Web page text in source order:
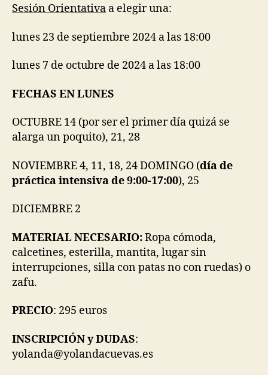
Sesión Orientativa a elegir una:
lunes 23 de septiembre 2024 a las 18:00
lunes 7 de octubre de 2024 a las 18:00
FECHAS EN LUNES
OCTUBRE 14 (por ser el primer día quizá se
alarga un poquito), 21, 28
NOVIEMBRE 4, 11, 18, 24 DOMINGO (día de
práctica intensiva de 9:00-17:00), 25
DICIEMBRE 2
MATERIAL NECESARIO:Ropa cómoda,
calcetines, esterilla, mantita, lugar sin
interrupciones, silla con patas no con ruedas) o
zafu.
PRECIO: 295 euros
INSCRIPCIÓN y DUDAS:
yolanda@yolandacuevas.es